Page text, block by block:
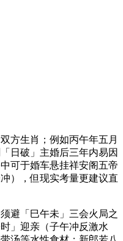
方生肖；例如丙午年五月
日破」主婚后三年内易因
可于婚车悬挂祥安阁五帝
），但现实考量更建议直
避「巳午未」三会火局之
」迎亲（子午冲反激水